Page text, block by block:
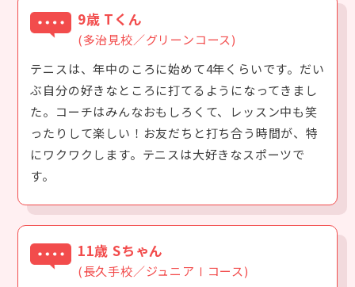
9歳 Tくん
(多治見校／グリーンコース)
テニスは、年中のころに始めて4年くらいです。だい
ぶ自分の好きなところに打てるようになってきまし
た。コーチはみんなおもしろくて、レッスン中も笑
ったりして楽しい！お友だちと打ち合う時間が、特
にワクワクします。テニスは大好きなスポーツで
す。
11歳 Sちゃん
(長久手校／ジュニアⅠコース)